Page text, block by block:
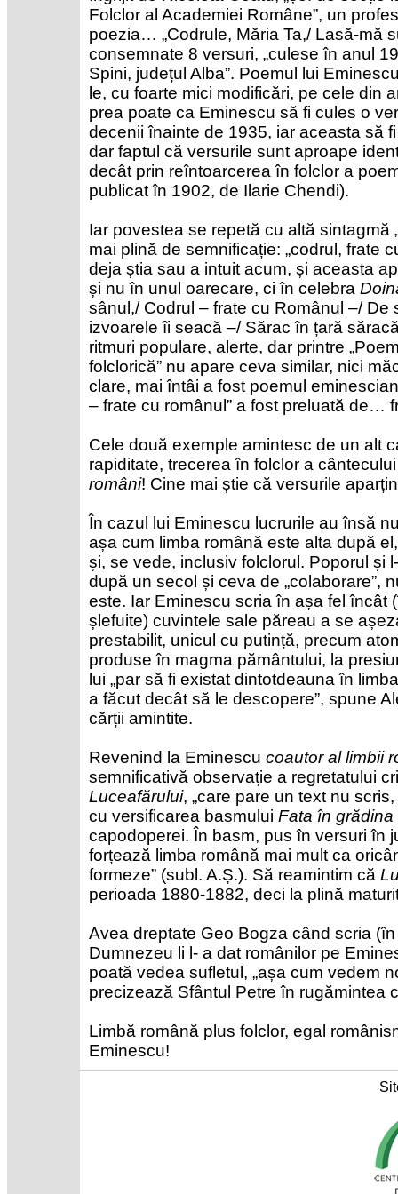
Folclor al Academiei Române”, un
poezia… „Codrule, Măria Ta,/ Lasă-mă
consemnate 8 versuri, „culese în anul
Spini, județul Alba”. Poemul lui
le, cu foarte mici modificări, pe cele din
prea poate ca Eminescu să fi cules o
decenii înainte de 1935, iar aceasta să
dar faptul că versurile sunt aproape
decât prin reîntoarcerea în folclor a
publicat în 1902, de Ilarie Chendi).
Iar povestea se repetă cu altă sintagmă
mai plină de semnificație: „codrul, frate
deja știa sau a intuit acum, și aceasta
și nu în unul oarecare, ci în celebra
sânul,/ Codrul – frate cu Românul –/ De
izvoarele îi seacă –/ Sărac în țară
ritmuri populare, alerte, dar printre
folclorică” nu apare ceva similar, nici
clare, mai întâi a fost poemul
– frate cu românul” a fost preluată de…
Cele două exemple amintesc de un alt
rapiditate, trecerea în folclor a
români! Cine mai știe că versurile
În cazul lui Eminescu lucrurile au însă
așa cum limba română este alta după
și, se vede, inclusiv folclorul. Poporul și
după un secol și ceva de „colaborare”,
este. Iar Eminescu scria în așa fel încât
șlefuite) cuvintele sale păreau a se
prestabilit, unicul cu putință, precum
produse în magma pământului, la
lui „par să fi existat dintotdeauna în
a făcut decât să le descopere”, spune
cărții amintite.
Revenind la Eminescu coautor al limbii
semnificativă observație a regretatului
Luceafărului, „care pare un text nu
cu versificarea basmului Fata în grădina
capodoperei. În basm, pus în versuri în
forțează limba română mai mult ca
formeze” (subl. A.Ș.). Să reamintim că
perioada 1880-1882, deci la plină
Avea dreptate Geo Bogza când scria (în
Dumnezeu li l- a dat românilor pe
poată vedea sufletul, „așa cum vedem
precizează Sfântul Petre în rugămintea
Limbă română plus folclor, egal
Eminescu!